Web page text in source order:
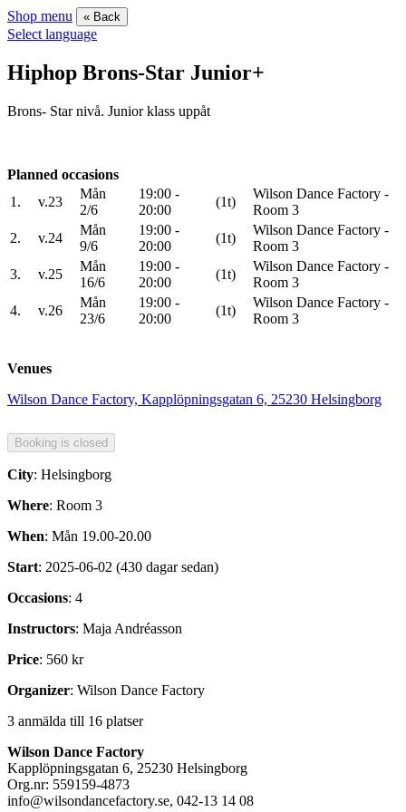
Shop menu « Back
Select language
Hiphop Brons-Star Junior+
Brons- Star nivå. Junior klass uppåt
Planned occasions
1.
v.23
Mån
2/6
19:00 -
20:00
(1t)
Wilson Dance Factory -
Room 3
2.
v.24
Mån
9/6
19:00 -
20:00
(1t)
Wilson Dance Factory -
Room 3
3.
v.25
Mån
16/6
19:00 -
20:00
(1t)
Wilson Dance Factory -
Room 3
4.
v.26
Mån
23/6
19:00 -
20:00
(1t)
Wilson Dance Factory -
Room 3
Venues
Wilson Dance Factory, Kapplöpningsgatan 6, 25230 Helsingborg
City: Helsingborg
Where: Room 3
When: Mån 19.00-20.00
Start: 2025-06-02 (430 dagar sedan)
Occasions: 4
Instructors: Maja Andréasson
Price: 560 kr
Organizer: Wilson Dance Factory
3 anmälda till 16 platser
Wilson Dance Factory
Kapplöpningsgatan 6, 25230 Helsingborg
Org.nr: 559159-4873
info@wilsondancefactory.se, 042-13 14 08